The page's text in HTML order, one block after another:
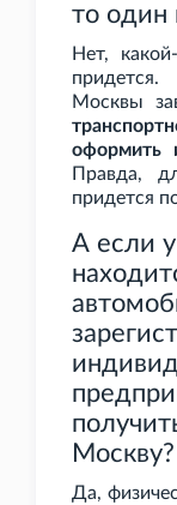
то один
Нет,
Москвы
оформить
Правда,
придется
А если
Москву?
Да,